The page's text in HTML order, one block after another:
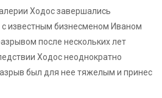
Ходос завершались
с известным бизнесменом Иваном
после нескольких лет
Ходос неоднократно
был для нее тяжелым и принес